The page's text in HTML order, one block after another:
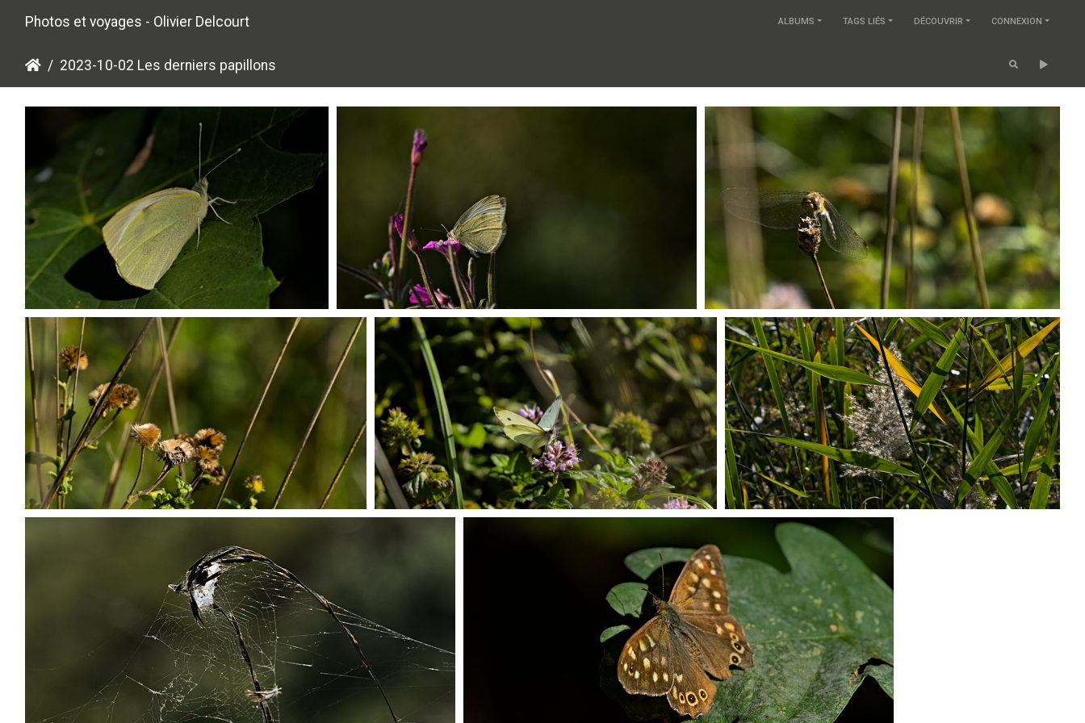
Photos et voyages - Olivier Delcourt ALBUMS TAGS LIÉS DÉCOUVRIR CONNEXION
2023-10-02 Les derniers papillons
PA022070 PA022199 PA022201
PA022205